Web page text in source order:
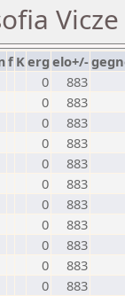
Vicze
f Kerg elo+/-
0
883
0
883
0
883
0
883
0
883
0
883
0
883
0
883
0
883
0
883
0
883